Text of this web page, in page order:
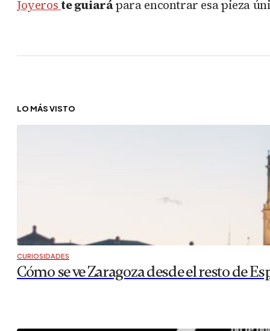
Joyeroste guiarápara encontrar esa pieza
LO MÁS VISTO
CURIOSIDADES
Cómo se ve Zaragoza desde el resto de